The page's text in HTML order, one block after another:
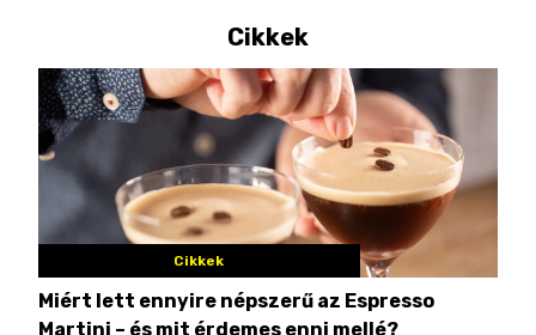
Cikkek
Cikkek
Miért lett ennyire népszerű az Espresso
Martini – és mit érdemes enni mellé?